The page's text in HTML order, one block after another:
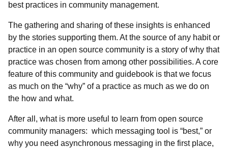
best practices in community management.
The gathering and sharing of these insights is enhanced
by the stories supporting them. At the source of any habit or
practice in an open source community is a story of why that
practice was chosen from among other possibilities. A core
feature of this community and guidebook is that we focus
as much on the “why” of a practice as much as we do on
the how and what.
After all, what is more useful to learn from open source
community managers: which messaging tool is “best,” or
why you need asynchronous messaging in the first place,